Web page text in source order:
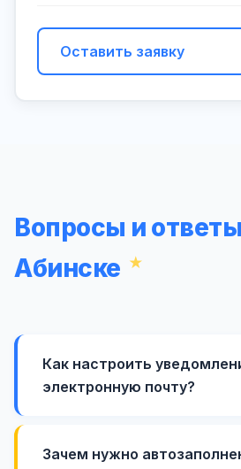
Оставить заявку
Вопросы и
Абинске
Как настроить
электронную почту?
Зачем нужно